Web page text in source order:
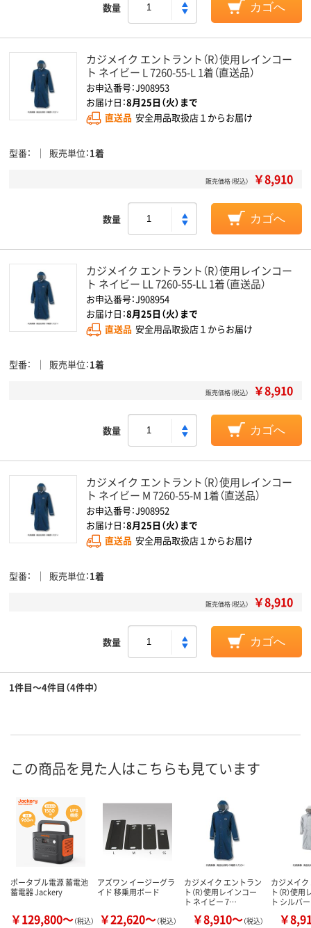
数量 カゴへ
カジメイク エントラント（R）使用レインコー
ト ネイビー L 7260-55-L 1着（直送品）
お申込番号：J908953
お届け日：8月25日（火）まで
直送品 安全用品取扱店１からお届け
型番 販売単位 1着
販売価格（税込） ￥8,910
数量 カゴへ
カジメイク エントラント（R）使用レインコー
ト ネイビー LL 7260-55-LL 1着（直送品）
お申込番号：J908954
お届け日：8月25日（火）まで
直送品 安全用品取扱店１からお届け
型番 販売単位 1着
販売価格（税込） ￥8,910
数量 カゴへ
カジメイク エントラント（R）使用レインコー
ト ネイビー M 7260-55-M 1着（直送品）
お申込番号：J908952
お届け日：8月25日（火）まで
直送品 安全用品取扱店１からお届け
型番 販売単位 1着
販売価格（税込） ￥8,910
数量 カゴへ
1件目～4件目（4件中）
この商品を見た人はこちらも見ています
ポータブル電源 蓄電池
蓄電器 Jackery
￥129,800～（税込）
アズワン イージーグラ
イド 移乗用ボード
￥22,620～（税込）
カジメイク エントラン
ト（R）使用レインコー
ト ネイビー 7…
￥8,910～（税込）
カジメイ
ト（R）使
ト シルバー
￥